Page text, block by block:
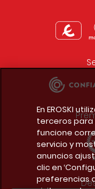
En EROSKI
terceros
funcione
servicio y
anuncios
clic en
preferencias